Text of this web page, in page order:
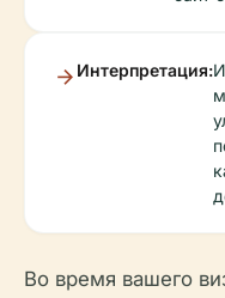
Интерпретация:
Во время вашего